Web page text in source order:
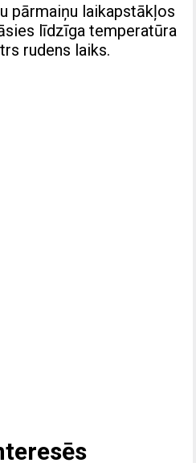
pārmaiņu laikapstākļos
līdzīga temperatūra
rudens laiks.